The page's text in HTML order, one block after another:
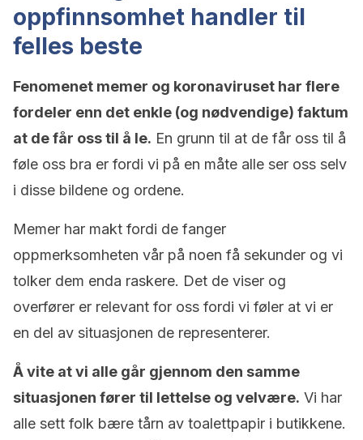
oppfinnsomhet handler til
felles beste
Fenomenet memer og koronaviruset har flere
fordeler enn det enkle (og nødvendige) faktum
at de får oss til å le. En grunn til at de får oss til å
føle oss bra er fordi vi på en måte alle ser oss selv
i disse bildene og ordene.
Memer har makt fordi de fanger
oppmerksomheten vår på noen få sekunder og vi
tolker dem enda raskere. Det de viser og
overfører er relevant for oss fordi vi føler at vi er
en del av situasjonen de representerer.
Å vite at vi alle går gjennom den samme
situasjonen fører til lettelse og velvære. Vi har
alle sett folk bære tårn av toalettpapir i butikkene.